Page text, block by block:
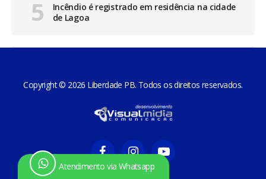
Incêndio é registrado em residência na cidade
de Lagoa
Atendimento via Whatsapp
Copyright © 2026 Liberdade PB. Todos os direitos reservados.